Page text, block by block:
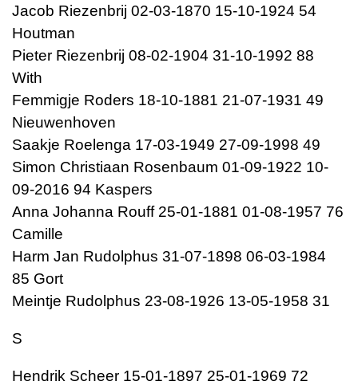
Jacob Riezenbrij 02-03-1870 15-10-1924 54
Houtman
Pieter Riezenbrij 08-02-1904 31-10-1992 88
With
Femmigje Roders 18-10-1881 21-07-1931 49
Nieuwenhoven
Saakje Roelenga 17-03-1949 27-09-1998 49
Simon Christiaan Rosenbaum 01-09-1922 10-
09-2016 94 Kaspers
Anna Johanna Rouff 25-01-1881 01-08-1957 76
Camille
Harm Jan Rudolphus 31-07-1898 06-03-1984
85 Gort
Meintje Rudolphus 23-08-1926 13-05-1958 31
S
Hendrik Scheer 15-01-1897 25-01-1969 72